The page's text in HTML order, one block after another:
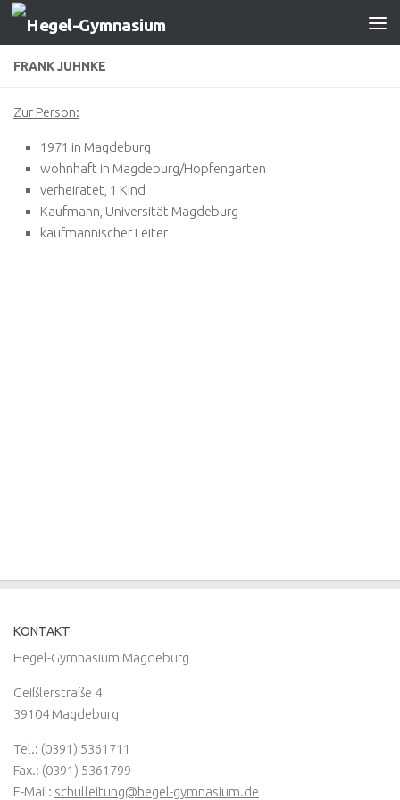
Zum Inhalt springen
FRANK JUHNKE
Zur Person:
1971 in Magdeburg
wohnhaft in Magdeburg/Hopfengarten
verheiratet, 1 Kind
Kaufmann, Universität Magdeburg
kaufmännischer Leiter
KONTAKT
Hegel-Gymnasium Magdeburg
Geißlerstraße 4
39104 Magdeburg
Tel.: (0391) 5361711
Fax.: (0391) 5361799
E-Mail: schulleitung@hegel-gymnasium.de